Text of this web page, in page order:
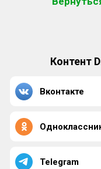
Контент
Вконтакте
Telegram